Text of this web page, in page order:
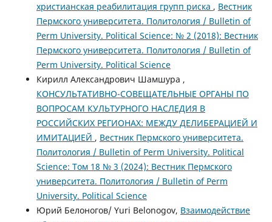
христианская реабилитация групп риска , Вестник
Пермского университета. Политология / Bulletin of
Perm University. Political Science: № 2 (2018): Вестник
Пермского университета. Политология / Bulletin of
Perm University. Political Science
Кирилл Александрович Шамшура ,
КОНСУЛЬТАТИВНО-СОВЕЩАТЕЛЬНЫЕ ОРГАНЫ ПО
ВОПРОСАМ КУЛЬТУРНОГО НАСЛЕДИЯ В
РОССИЙСКИХ РЕГИОНАХ: МЕЖДУ ДЕЛИБЕРАЦИЕЙ И
ИМИТАЦИЕЙ , Вестник Пермского университета.
Политология / Bulletin of Perm University. Political
Science: Том 18 № 3 (2024): Вестник Пермского
университета. Политология / Bulletin of Perm
University. Political Science
Юрий Белоногов/ Yuri Belonogov, Взаимодействие